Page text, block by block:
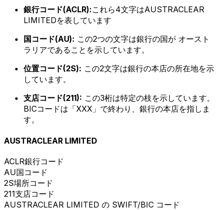
銀行コード(ACLR):これら4文字はAUSTRACLEAR
LIMITEDを表しています
国コード(AU): この2つの文字は銀行の国が オースト
ラリアであることを示しています。
位置コード(2S): この2文字は銀行の本店の所在地を示
しています。
支店コード(211): この3桁は特定の枝を示しています。
BICコードは「XXX」で終わり、銀行の本店を指しま
す。
AUSTRACLEAR LIMITED
ACLR銀行コード
AU国コード
2S場所コード
211支店コード
AUSTRACLEAR LIMITED の SWIFT/BIC コード